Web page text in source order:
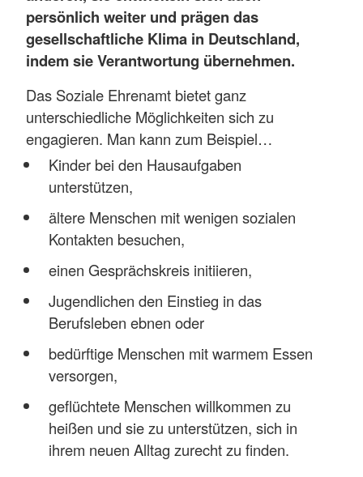
persönlich weiter und prägen das
gesellschaftliche Klima in Deutschland,
indem sie Verantwortung übernehmen.
Das Soziale Ehrenamt bietet ganz
unterschiedliche Möglichkeiten sich zu
engagieren. Man kann zum Beispiel…
Kinder bei den Hausaufgaben
unterstützen,
ältere Menschen mit wenigen sozialen
Kontakten besuchen,
einen Gesprächskreis initiieren,
Jugendlichen den Einstieg in das
Berufsleben ebnen oder
bedürftige Menschen mit warmem Essen
versorgen,
geflüchtete Menschen willkommen zu
heißen und sie zu unterstützen, sich in
ihrem neuen Alltag zurecht zu finden.